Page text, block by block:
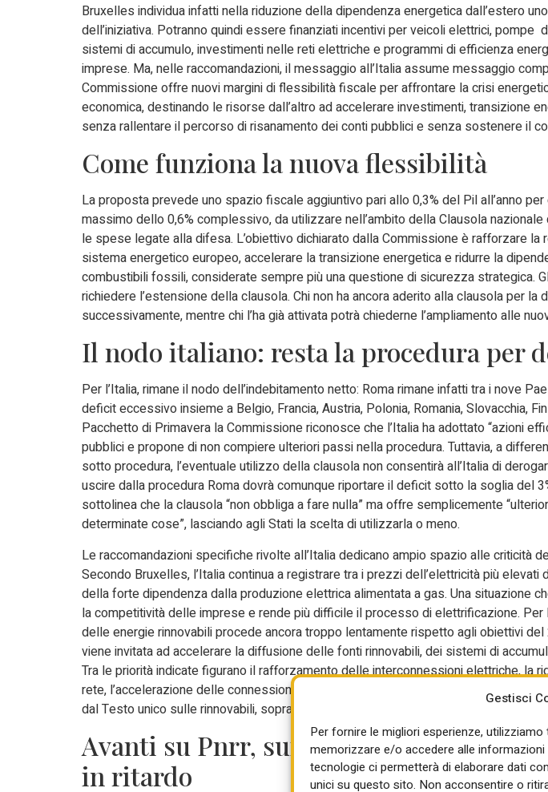
Gestisci
Per fornire le migliori esperienze,
memorizzare e/o accedere alle
tecnologie ci permetterà di elaborare dati
unici su questo sito. Non acconsentire o
Bruxelles individua infatti nella riduzione della dipendenza energetica dall’estero
dell’iniziativa. Potranno quindi essere finanziati incentivi per veicoli elettrici, pompe
sistemi di accumulo, investimenti nelle reti elettriche e programmi di efficienza
imprese. Ma, nelle raccomandazioni, il messaggio all’Italia assume messaggio
Commissione offre nuovi margini di flessibilità fiscale per affrontare la crisi
economica, destinando le risorse dall’altro ad accelerare investimenti, transizione
senza rallentare il percorso di risanamento dei conti pubblici e senza sostenere il
Come funziona la nuova flessibilità
La proposta prevede uno spazio fiscale aggiuntivo pari allo 0,3% del Pil all’anno per
massimo dello 0,6% complessivo, da utilizzare nell’ambito della Clausola
le spese legate alla difesa. L’obiettivo dichiarato dalla Commissione è rafforzare
sistema energetico europeo, accelerare la transizione energetica e ridurre la
combustibili fossili, considerate sempre più una questione di sicurezza strategica.
richiedere l’estensione della clausola. Chi non ha ancora aderito alla clausola per la
successivamente, mentre chi l’ha già attivata potrà chiederne l’ampliamento alle
Il nodo italiano: resta la procedura per
Per l’Italia, rimane il nodo dell’indebitamento netto: Roma rimane infatti tra i nove
deficit eccessivo insieme a Belgio, Francia, Austria, Polonia, Romania, Slovacchia,
Pacchetto di Primavera la Commissione riconosce che l’Italia ha adottato “azioni
pubblici e propone di non compiere ulteriori passi nella procedura. Tuttavia, a
sotto procedura, l’eventuale utilizzo della clausola non consentirà all’Italia di
uscire dalla procedura Roma dovrà comunque riportare il deficit sotto la soglia del
sottolinea che la clausola “non obbliga a fare nulla” ma offre semplicemente
determinate cose”, lasciando agli Stati la scelta di utilizzarla o meno.
Le raccomandazioni specifiche rivolte all’Italia dedicano ampio spazio alle criticità
Secondo Bruxelles, l’Italia continua a registrare tra i prezzi dell’elettricità più elevati
della forte dipendenza dalla produzione elettrica alimentata a gas. Una situazione
la competitività delle imprese e rende più difficile il processo di elettrificazione.
delle energie rinnovabili procede ancora troppo lentamente rispetto agli obiettivi
viene invitata ad accelerare la diffusione delle fonti rinnovabili, dei sistemi di
Tra le priorità indicate figurano il rafforzamento delle interconnessioni elettriche, la
rete, l’accelerazione delle connessioni agli impianti e la piena attuazione delle
dal Testo unico sulle rinnovabili, soprattutto a livello regionale.
Avanti su Pnrr, sui fondi di coesione
in ritardo